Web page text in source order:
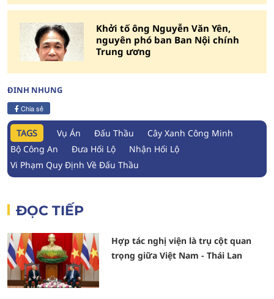
Khởi tố ông Nguyễn Văn Yên,
nguyên phó ban Ban Nội chính
Trung ương
ĐINH NHUNG
Chia sẻ
TAGS Vụ Án Đấu Thầu
Cây Xanh Công Minh
Bộ Công An
Đưa Hối Lộ
Nhận Hối Lộ
Vi Phạm Quy Định Về Đấu Thầu
ĐỌC TIẾP
Hợp tác nghị viện là trụ cột quan
trọng giữa Việt Nam - Thái Lan